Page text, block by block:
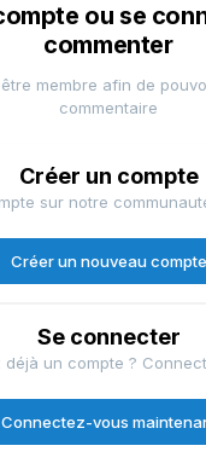
ou se
commenter
membre afin de
commentaire
Créer un compte
sur notre
Créer un nouveau compte
Se connecter
déjà un compte ?
Connectez-vous